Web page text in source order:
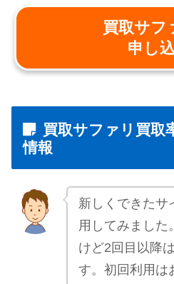
買取サフ
申し
買取サファリ買取
情報
新しくできたサ
用してみました
けど2回目以降
す。初回利用は